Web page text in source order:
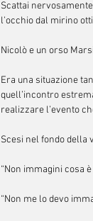
Scattai
l’occhio dal mirino
Nicolò e un orso
Era una situazione
quell’incontro
realizzare l’evento
Scesi nel fondo della
“Non immagini cosa
“Non me lo devo